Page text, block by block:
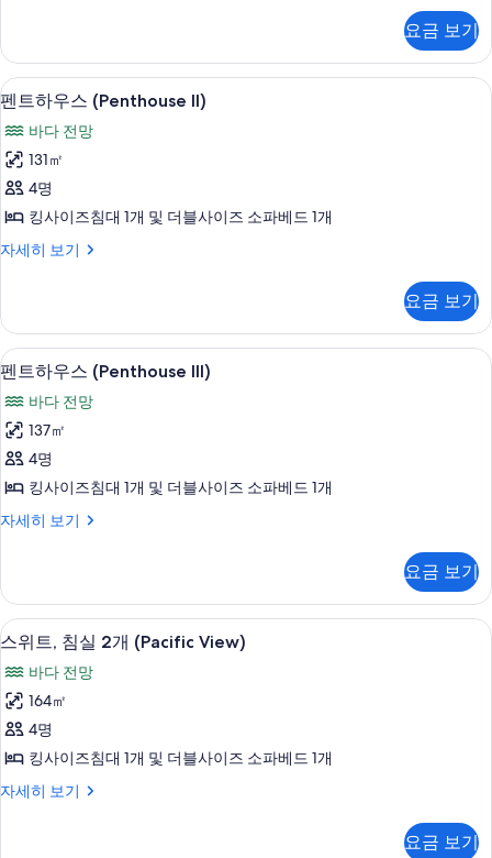
모
두
보
기
스
(Penthouse
I)
세
히
보
기
요금 보기
펜
하
우
스
(Penthouse
II)
모
두
보
기
펜트하우스 (Penthouse II) | 미니바,
8
펜트하우스 (Penthouse II)
바다 전망
131㎡
4명
킹사이즈침대 1개 및 더블사이즈 소파베드 1개
자세히 보기
펜
스
(Penthouse
II)
세
히
보
기
요금 보기
펜
하
우
스
(Penthouse
III)
모
두
보
기
펜트하우스 (Penthouse III) | 미니바,
8
펜트하우스 (Penthouse III)
바다 전망
137㎡
4명
킹사이즈침대 1개 및 더블사이즈 소파베드 1개
자세히 보기
펜
스
(Penthouse
III)
세
히
보
기
요금 보기
스
트,
침
실
2
개
스위트, 침실 2개 (Pacific View) | 객실
7
스위트, 침실 2개 (Pacific View)
바다 전망
164㎡
4명
킹사이즈침대 1개 및 더블사이즈 소파베드 1개
자세히 보기
스
요금 보기